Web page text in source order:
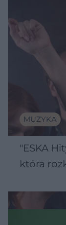
MUZYKA
"ESKA
która